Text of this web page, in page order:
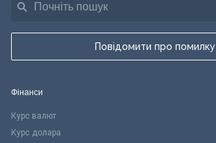
Повідомити про помилку
Фінанси
Курс валют
Курс долара